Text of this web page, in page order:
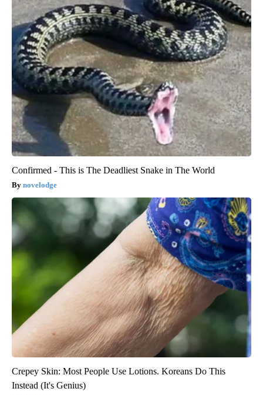
Confirmed - This is The Deadliest Snake in The World
novelodge
Crepey Skin: Most People Use Lotions. Koreans Do This
Instead (It's Genius)